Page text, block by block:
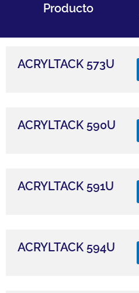
Producto
ACRYLTACK 573U
ACRYLTACK 590U
ACRYLTACK 591U
ACRYLTACK 594U